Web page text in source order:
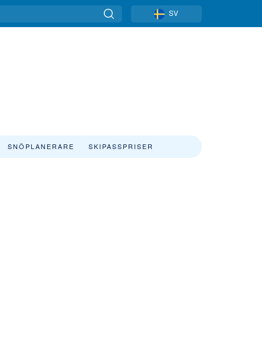
SV
SNÖPLANERARE SKIPASSPRISER